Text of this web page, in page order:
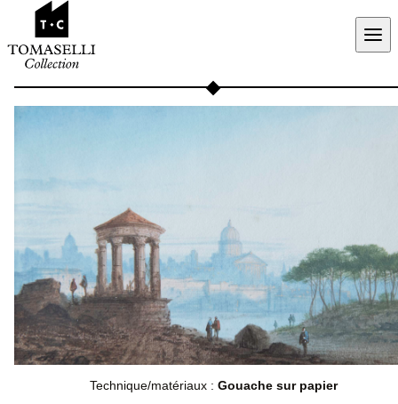
Aller au contenu
Technique/matériaux : Gouache sur papier